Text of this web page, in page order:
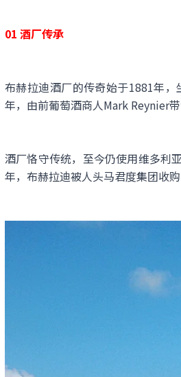
01 酒厂传承
布赫拉迪酒厂的传奇始于1881年
年，由前葡萄酒商人Mark Reynier
酒厂恪守传统，至今仍使用维多利
年，布赫拉迪被人头马君度集团收